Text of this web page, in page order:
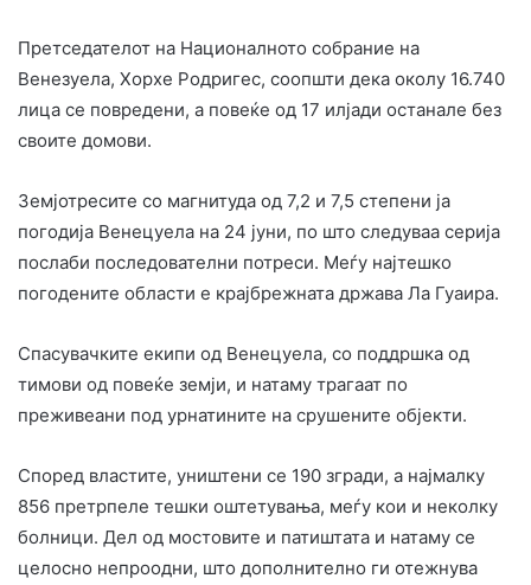
Претседателот на Националното собрание на
Венезуела, Хорхе Родригес, соопшти дека околу 16.740
лица се повредени, а повеќе од 17 илјади останале без
своите домови.
Земјотресите со магнитуда од 7,2 и 7,5 степени ја
погодија Венецуела на 24 јуни, по што следуваа серија
послаби последователни потреси. Меѓу најтешко
погодените области е крајбрежната држава Ла Гуаира.
Спасувачките екипи од Венецуела, со поддршка од
тимови од повеќе земји, и натаму трагаат по
преживеани под урнатините на срушените објекти.
Според властите, уништени се 190 згради, а најмалку
856 претрпеле тешки оштетувања, меѓу кои и неколку
болници. Дел од мостовите и патиштата и натаму се
целосно непроодни, што дополнително ги отежнува